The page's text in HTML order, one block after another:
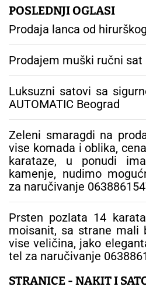
g
a
:
POSLEDNJI OGLASI
Prodaja lanca od
Prodajem muški ručni sat
Luksuzni satovi sa
AUTOMATIC Beograd
Zeleni smaragdi na
vise komada i oblika,
karataze, u ponudi
kamenje, nudimo
za naručivanje
Prsten pozlata 14
moisanit, sa strane mali
vise veličina, jako
tel za naručivanje
STRANICE - NAKIT I